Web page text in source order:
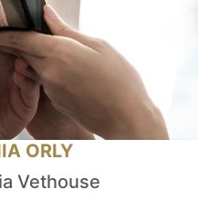
ORLY
Vethouse